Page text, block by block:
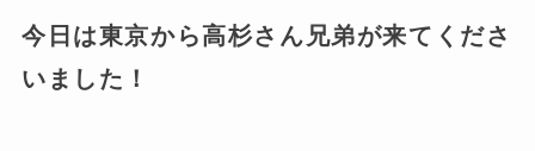
今日は東京から高杉さん兄弟が来てくださ
いました！